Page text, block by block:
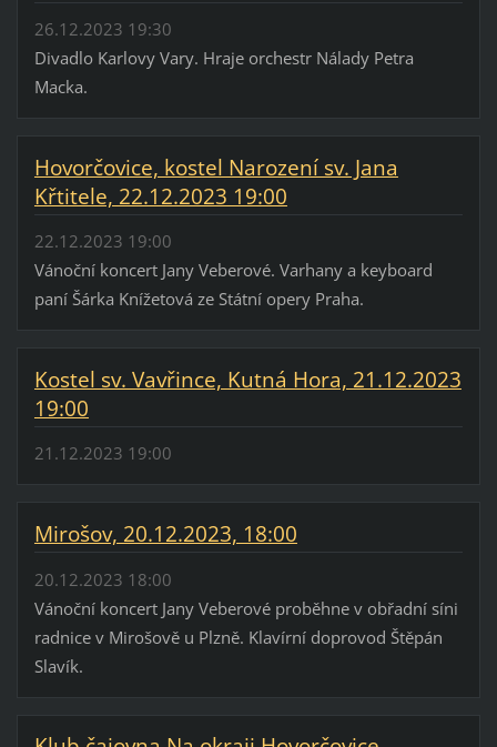
26.12.2023 19:30
Divadlo Karlovy Vary. Hraje orchestr Nálady Petra
Macka.
Hovorčovice, kostel Narození sv. Jana
Křtitele, 22.12.2023 19:00
22.12.2023 19:00
Vánoční koncert Jany Veberové. Varhany a keyboard
paní Šárka Knížetová ze Státní opery Praha.
Kostel sv. Vavřince, Kutná Hora, 21.12.2023
19:00
21.12.2023 19:00
Mirošov, 20.12.2023, 18:00
20.12.2023 18:00
Vánoční koncert Jany Veberové proběhne v obřadní síni
radnice v Mirošově u Plzně. Klavírní doprovod Štěpán
Slavík.